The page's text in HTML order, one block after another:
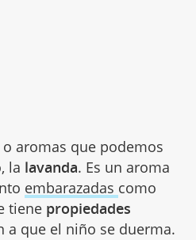
aromas que podemos
la lavanda. Es un aroma
embarazadas como
tienepropiedades
a que el niño se duerma.